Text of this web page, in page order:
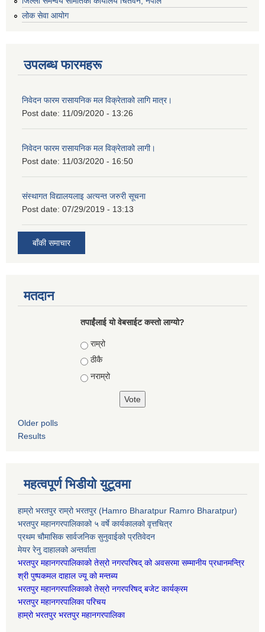
लोक सेवा आयोग
उपलब्ध फारमहरू
निवेदन फारम रासायनिक मल विक्रेताको लागि मात्र।
Post date: 11/09/2020 - 13:26
निवेदन फारम रासायनिक मल विक्रेताको लागी।
Post date: 11/03/2020 - 16:50
संस्थागत विद्यालयलाइ अत्यन्त जरुरी सूचना
Post date: 07/29/2019 - 13:13
बाँकी समाचार
मतदान
तपाईंलाई यो वेबसाईट कस्तो लाग्यो?
Choices
राम्रो
ठीकै
नराम्रो
Older polls
Results
महत्वपूर्ण भिडीयो युटूवमा
हाम्रो भरतपुर राम्रो भरतपुर (Hamro Bharatpur Ramro Bharatpur)
भरतपुर महानगरपालिकाको ५ वर्षे कार्यकालको वृत्तचित्र
प्रथम चौमासिक सार्वजनिक सुनुवाईको प्रतिवेदन
मेयर रेनु दाहालको अन्तर्वाता
भरतपुर महानगरपालिकाको तेस्रो नगरपरिषद् को अवसरमा सम्मानीय प्रधानमन्त्रि
श्री पुष्पकमल दाहाल ज्यू को मन्तब्य
भरतपुर महानगरपालिकाको तेस्रो नगरपरिषद् बजेट कार्यक्रम
भरतपुर महानगरपालिका परिचय
हाम्रो भरतपुर भरतपुर महानगरपालिका